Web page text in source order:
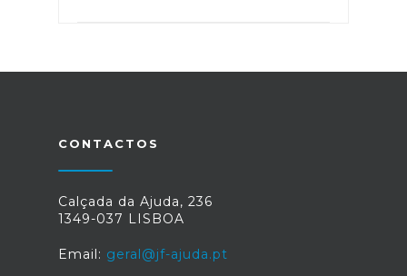
CONTACTOS
Calçada da Ajuda, 236
1349-037 LISBOA
Email: geral@jf-ajuda.pt